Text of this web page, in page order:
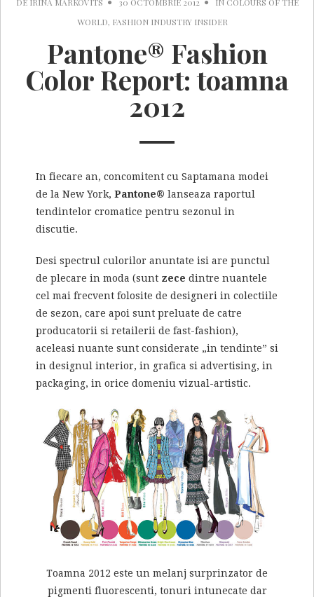
WORLD, FASHION INDUSTRY INSIDER
Pantone® Fashion
Color Report: toamna
2012
In fiecare an, concomitent cu Saptamana modei
de la New York, Pantone® lanseaza raportul
tendintelor cromatice pentru sezonul in
discutie.
Desi spectrul culorilor anuntate isi are punctul
de plecare in moda (sunt zece dintre nuantele
cel mai frecvent folosite de designeri in colectiile
de sezon, care apoi sunt preluate de catre
producatorii si retailerii de fast-fashion),
aceleasi nuante sunt considerate „in tendinte” si
in designul interior, in grafica si advertising, in
packaging, in orice domeniu vizual-artistic.
Toamna 2012 este un melanj surprinzator de
pigmenti fluorescenti, tonuri intunecate dar